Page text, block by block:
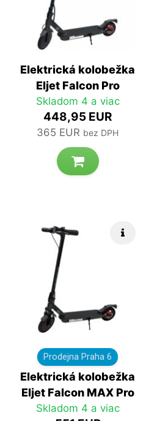
Elektrická kolobežka
Eljet Falcon Pro
Skladom 4 a viac
448,95 EUR
365 EUR bez DPH
Prodejna Praha 6
Elektrická kolobežka
Eljet Falcon MAX Pro
Skladom 4 a viac